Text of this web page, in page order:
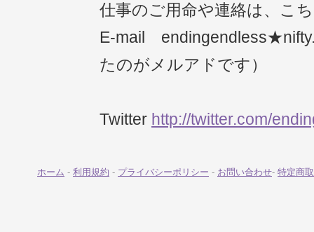
仕事のご用命や連絡は、こ
E-mail
たのがメルアドです）
Twitter http://twitter.com/
ホーム - 利用規約 - プライバシーポリシー - お問い合わせ- 特定商